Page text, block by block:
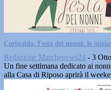
Corinaldo, Festa dei nonni: le
Redazione Marchenews24 - 3
Un fine settimana dedicato ai
alla Casa di Riposo aprirà il